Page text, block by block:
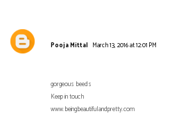
Pooja Mittal March 13, 2016 at 12:01 PM
gorgeous beeds
Keep in touch
www.beingbeautifulandpretty.com